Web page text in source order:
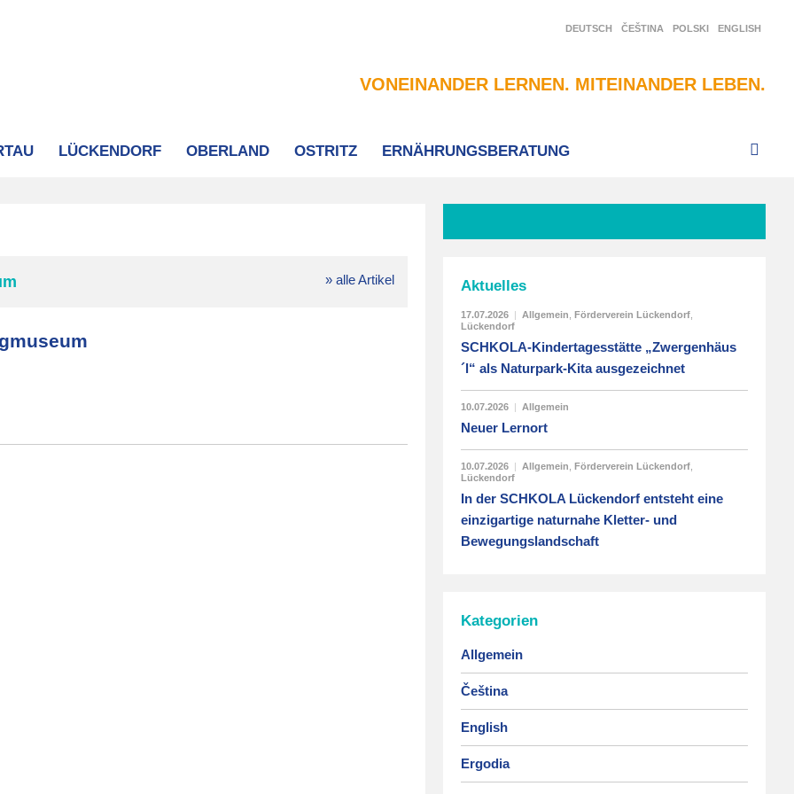
DEUTSCH ČEŠTINA POLSKI ENGLISH
VONEINANDER LERNEN. MITEINANDER LEBEN.
LÜCKENDORF OBERLAND OSTRITZ ERNÄHRUNGSBERATUNG
» alle Artikel Aktuelles
17.07.2026 | Allgemein Förderverein Lückendorf
Lückendorf
SCHKOLA-Kindertagesstätte „Zwergenhäus
´l“ als Naturpark-Kita ausgezeichnet
10.07.2026 | Allgemein
Neuer Lernort
10.07.2026 | Allgemein Förderverein Lückendorf
Lückendorf
In der SCHKOLA Lückendorf entsteht eine
einzigartige naturnahe Kletter- und
Bewegungslandschaft
Kategorien
Allgemein
Čeština
English
Ergodia